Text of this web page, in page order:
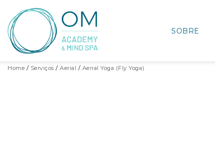
SOBRE
Home Serviços Aerial Aerial Yoga (Fly Yoga)